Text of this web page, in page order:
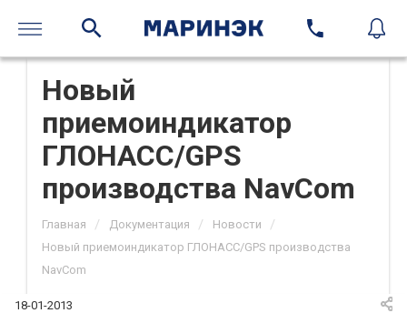
Новый
приемоиндикатор
ГЛОНАСС/GPS
производства NavCom
Главная / Документация / Новости /
Новый приемоиндикатор ГЛОНАСС/GPS производства
NavCom
18-01-2013